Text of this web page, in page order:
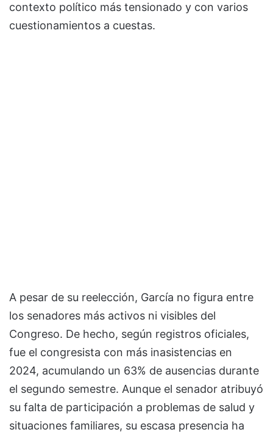
contexto político más tensionado y con varios
cuestionamientos a cuestas.
A pesar de su reelección, García no figura entre
los senadores más activos ni visibles del
Congreso. De hecho, según registros oficiales,
fue el congresista con más inasistencias en
2024, acumulando un 63% de ausencias durante
el segundo semestre. Aunque el senador atribuyó
su falta de participación a problemas de salud y
situaciones familiares, su escasa presencia ha